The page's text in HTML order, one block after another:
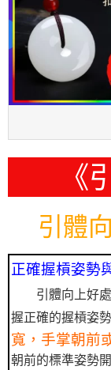
《
引體
正確握槓姿勢
引體向上好
握正確的握槓姿
寬，手掌朝前
朝前的標準姿勢